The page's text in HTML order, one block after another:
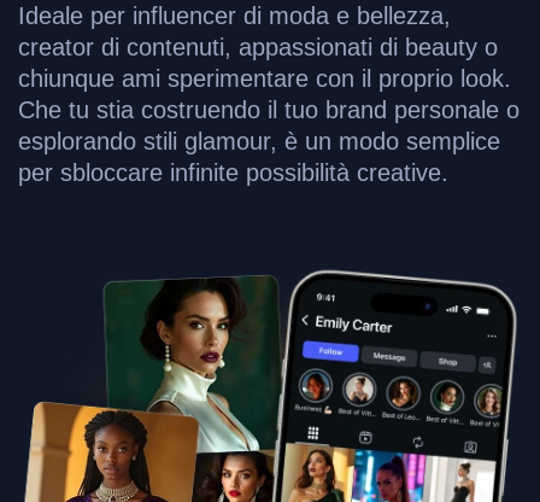
Ideale per influencer di moda e bellezza,
creator di contenuti, appassionati di beauty o
chiunque ami sperimentare con il proprio look.
Che tu stia costruendo il tuo brand personale o
esplorando stili glamour, è un modo semplice
per sbloccare infinite possibilità creative.